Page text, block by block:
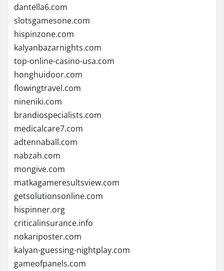
dantella6.com
slotsgamesone.com
hispinzone.com
kalyanbazarnights.com
top-online-casino-usa.com
honghuidoor.com
flowingtravel.com
nineniki.com
brandiospecialists.com
medicalcare7.com
adtennaball.com
nabzah.com
mongive.com
matkagameresultsview.com
getsolutionsonline.com
hispinner.org
criticalinsurance.info
nokariposter.com
kalyan-guessing-nightplay.com
gameofpanels.com